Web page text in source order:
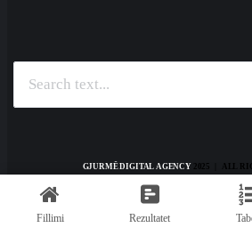
GJURMË DIGITAL AGENCY2025 | ALL
Fillimi Rezultatet